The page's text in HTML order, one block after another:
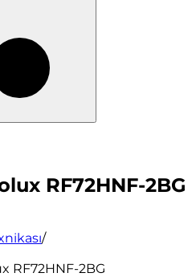
RF72HNF-2BG
/
RF72HNF-2BG